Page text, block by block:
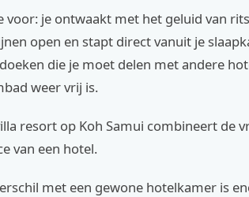
voor: je ontwaakt met het geluid van
open en stapt direct vanuit je
die je moet delen met andere
weer vrij is.
resort op Koh Samui combineert de
van een hotel.
met een gewone hotelkamer is